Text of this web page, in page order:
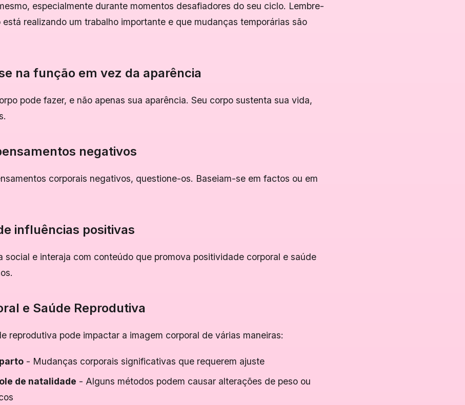
especialmente durante momentos desafiadores do seu ciclo. Lembre-
realizando um trabalho importante e que mudanças temporárias são
na função em vez da aparência
pode fazer, e não apenas sua aparência. Seu corpo sustenta sua vida,
negativos
corporais negativos, questione-os. Baseiam-se em factos ou em
influências positivas
social e interaja com conteúdo que promova positividade corporal e saúde
e Saúde Reprodutiva
reprodutiva pode impactar a imagem corporal de várias maneiras:
- Mudanças corporais significativas que requerem ajuste
de natalidade - Alguns métodos podem causar alterações de peso ou